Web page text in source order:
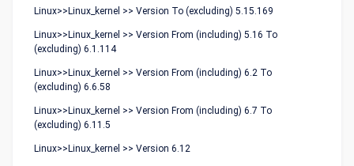
Linux>>Linux_kernel >> Version To (excluding) 5.15.169
Linux>>Linux_kernel >> Version From (including) 5.16 To
(excluding) 6.1.114
Linux>>Linux_kernel >> Version From (including) 6.2 To
(excluding) 6.6.58
Linux>>Linux_kernel >> Version From (including) 6.7 To
(excluding) 6.11.5
Linux>>Linux_kernel >> Version 6.12